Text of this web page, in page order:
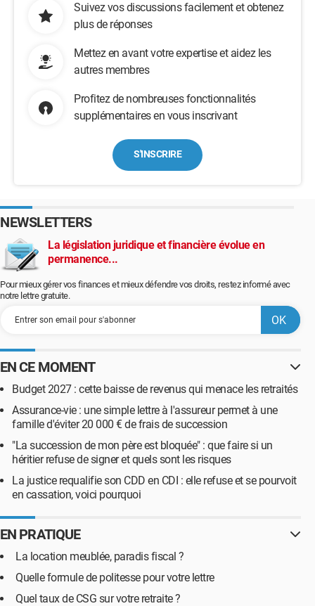
Suivez vos discussions facilement et obtenez
plus de réponses
Mettez en avant votre expertise et aidez les
autres membres
Profitez de nombreuses fonctionnalités
supplémentaires en vous inscrivant
S'INSCRIRE
NEWSLETTERS
La législation juridique et financière évolue en
permanence...
Pour mieux gérer vos finances et mieux défendre vos droits, restez informé avec
notre lettre gratuite.
EN CE MOMENT
Budget 2027 : cette baisse de revenus qui menace les retraités
Assurance-vie : une simple lettre à l'assureur permet à une
famille d'éviter 20 000 € de frais de succession
"La succession de mon père est bloquée" : que faire si un
héritier refuse de signer et quels sont les risques
La justice requalifie son CDD en CDI : elle refuse et se pourvoit
en cassation, voici pourquoi
EN PRATIQUE
La location meublée, paradis fiscal ?
Quelle formule de politesse pour votre lettre
Quel taux de CSG sur votre retraite ?